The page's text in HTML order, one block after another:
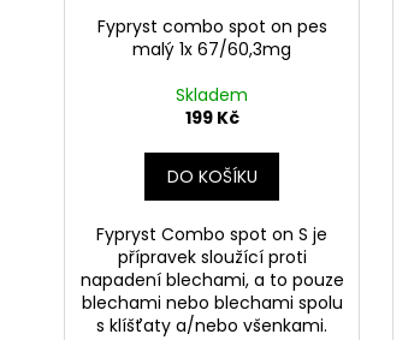
Fypryst combo spot on pes
malý 1x 67/60,3mg
Skladem
199 Kč
DO KOŠÍKU
Fypryst Combo spot on S je
přípravek sloužící proti
napadení blechami, a to pouze
blechami nebo blechami spolu
s klíšťaty a/nebo všenkami.